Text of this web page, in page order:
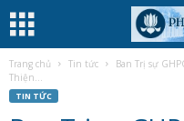
Trang chủ Tin tức
Ban Trị sự
Thiện...
TIN TỨC